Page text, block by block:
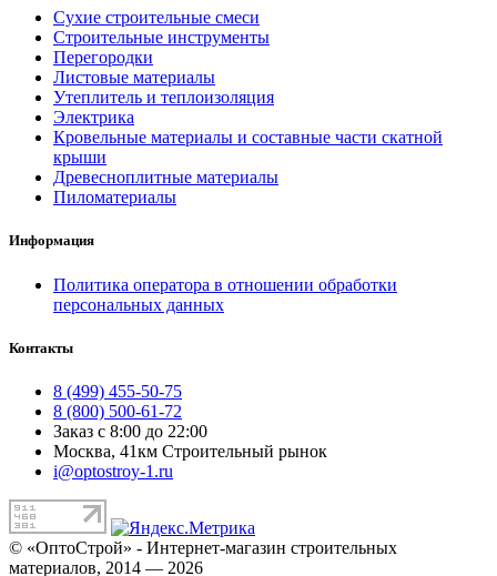
Сухие строительные смеси
Строительные инструменты
Перегородки
Листовые материалы
Утеплитель и теплоизоляция
Электрика
Кровельные материалы и составные части скатной
крыши
Древесноплитные материалы
Пиломатериалы
Информация
Политика оператора в отношении обработки
персональных данных
Контакты
8 (499) 455-50-75
8 (800) 500-61-72
Заказ с 8:00 до 22:00
Москва, 41км Строительный рынок
i@optostroy-1.ru
© «ОптоСтрой» - Интернет-магазин строительных
материалов, 2014 — 2026